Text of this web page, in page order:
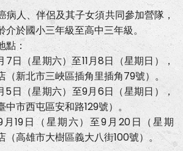
病人、伴侶及其子女須共同參加營隊，
於國小三年級至高中三年級。
點：
7日（星期六）至11月8日（星期日），
（新北市三峽區插角里插角79號）。
5日（星期六）至9月6日（星期日），
市西屯區安和路129號）。
19日（星期六）至9月20日（星期
（高雄市大樹區義大八街100號）。